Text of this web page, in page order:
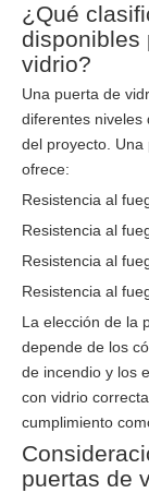
¿Qué
disponibles
vidrio?
Una puerta de
diferentes niveles
del proyecto.
ofrece:
Resistencia al
Resistencia al
Resistencia al
Resistencia al
La elección de la
depende de los
de incendio y los
con vidrio
cumplimiento
puertas de